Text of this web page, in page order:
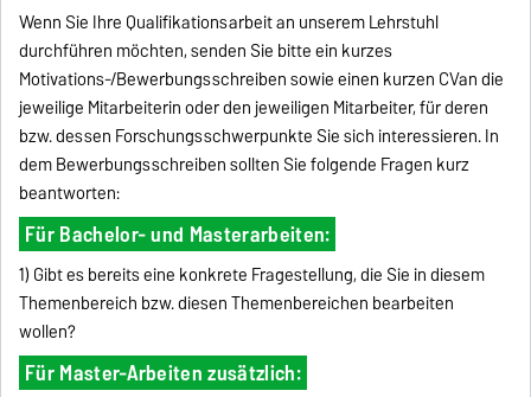
Wenn Sie Ihre Qualifikationsarbeit an unserem Lehrstuhl
durchführen möchten, senden Sie bitte ein kurzes
Motivations-/Bewerbungsschreiben sowie einen kurzen CVan die
jeweilige Mitarbeiterin oder den jeweiligen Mitarbeiter, für deren
bzw. dessen Forschungsschwerpunkte Sie sich interessieren. In
dem Bewerbungsschreiben sollten Sie folgende Fragen kurz
beantworten:
Für Bachelor- und Masterarbeiten:
1) Gibt es bereits eine konkrete Fragestellung, die Sie in diesem
Themenbereich bzw. diesen Themenbereichen bearbeiten
wollen?
Für Master-Arbeiten zusätzlich: